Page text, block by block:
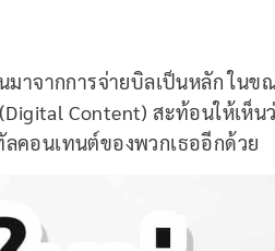
าจากการจ่ายบิลเป็นหลัก ใน
Content) สะท้อนให้เห็น
ลคอนเทนต์ของพวกเธออีกด้วย